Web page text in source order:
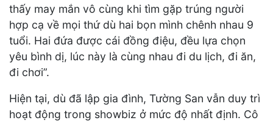
thấy may mắn vô cùng khi tìm gặp trúng người
hợp cạ về mọi thứ dù hai bọn mình chênh nhau 9
tuổi. Hai đứa được cái đồng điệu, đều lựa chọn
yêu bình dị, lúc này là cùng nhau đi du lịch, đi ăn,
đi chơi”.
Hiện tại, dù đã lập gia đình, Tường San vẫn duy trì
hoạt động trong showbiz ở mức độ nhất định. Cô